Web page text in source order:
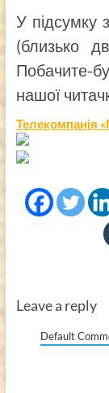
У підсумку
(близько
Побачите-
нашої
Телекомпанія
Leave a reply
Default